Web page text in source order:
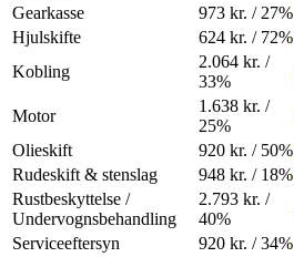
Gearkasse 973 kr. / 27%
Hjulskifte 624 kr. / 72%
Kobling
2.064 kr. /
33%
Motor
1.638 kr. /
25%
Olieskift 920 kr. / 50%
Rudeskift & stenslag 948 kr. / 18%
Rustbeskyttelse /
Undervognsbehandling
2.793 kr. /
40%
Serviceeftersyn 920 kr. / 34%